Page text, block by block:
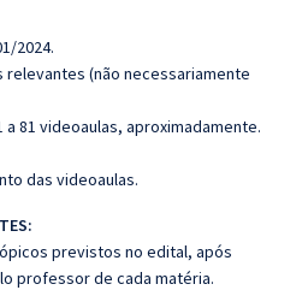
2024.
(não necessariamente
81 videoaulas, aproximadamente.
das videoaulas.
previstos no edital, após
professor de cada matéria.